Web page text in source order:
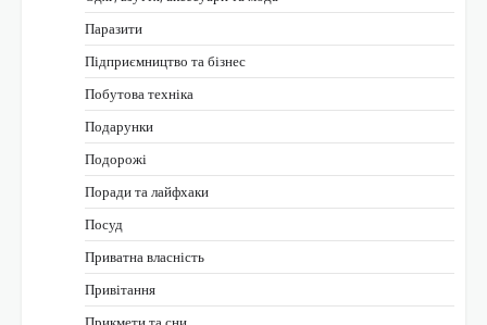
Паразити
Підприємництво та бізнес
Побутова техніка
Подарунки
Подорожі
Поради та лайфхаки
Посуд
Приватна власність
Привітання